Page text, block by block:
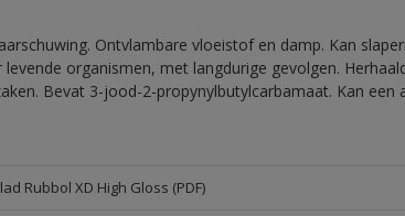
Ontvlambare vloeistof en damp. Kan
organismen, met langdurige gevolgen.
Bevat 3-jood-2-propynylbutylcarbamaat. Kan een
Rubbol XD High Gloss (PDF)